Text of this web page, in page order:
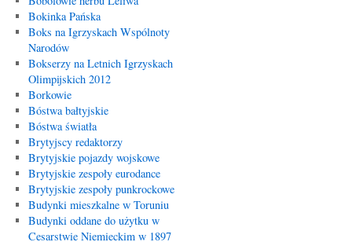
Bokinka Pańska
Boks na Igrzyskach Wspólnoty
Narodów
Bokserzy na Letnich Igrzyskach
Olimpijskich 2012
Borkowie
Bóstwa bałtyjskie
Bóstwa światła
Brytyjscy redaktorzy
Brytyjskie pojazdy wojskowe
Brytyjskie zespoły eurodance
Brytyjskie zespoły punkrockowe
Budynki mieszkalne w Toruniu
Budynki oddane do użytku w
Cesarstwie Niemieckim w 1897